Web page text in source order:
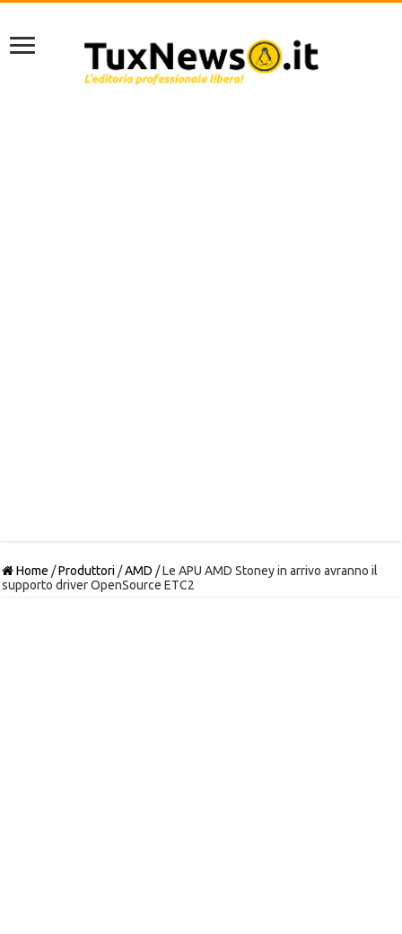
Home /Produttori /AMD /Le APU AMD Stoney in arrivo avranno il
supporto driver OpenSource ETC2